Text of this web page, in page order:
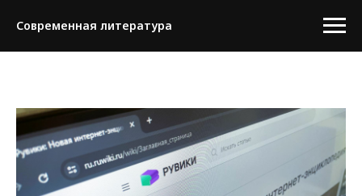
Современная литература